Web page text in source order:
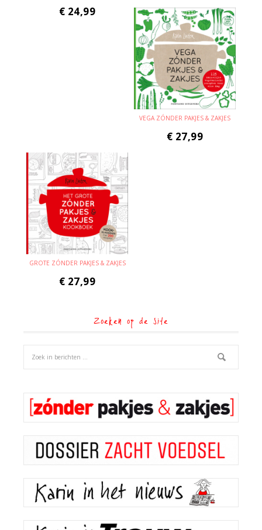
€ 24,99
VEGA ZÓNDER PAKJES & ZAKJES
€ 27,99
GROTE ZÓNDER PAKJES & ZAKJES
€ 27,99
Zoeken op de site